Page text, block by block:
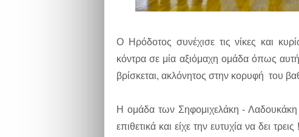
Ο Ηρόδοτος συνέχισε τις νίκες και
κόντρα σε μία αξιόμαχη ομάδα όπως
βρίσκεται, ακλόνητος στην κορυφή του
Η ομάδα των Σηφομιχελάκη - Λαδουκάκη
επιθετικά και είχε την ευτυχία να δει